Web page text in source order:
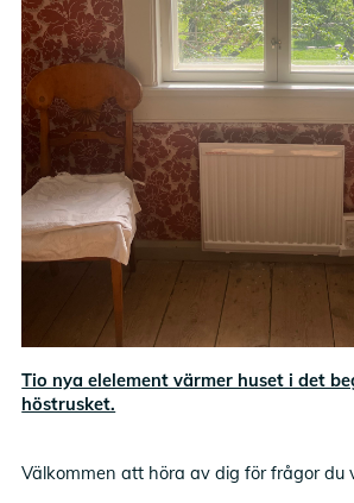
Tio nya elelement värmer huset i det
höstrusket.
Välkommen att höra av dig för frågor du